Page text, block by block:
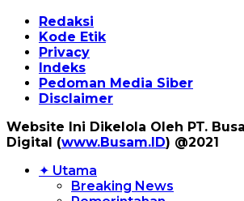
Redaksi
Kode Etik
Privacy
Indeks
Pedoman Media Siber
Disclaimer
Website Ini Dikelola Oleh PT.
Digital (www.Busam.ID) @2021
✦ Utama
Breaking News